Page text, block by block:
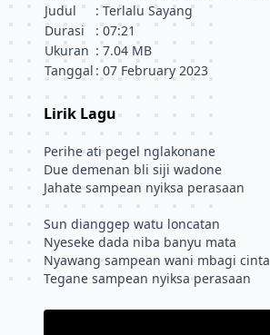
Judul
: Terlalu Sayang
Durasi
: 07:21
Ukuran : 7.04 MB
Tanggal : 07 February 2023
Lirik Lagu
Perihe ati pegel nglakonane
Due demenan bli siji wadone
Jahate sampean nyiksa perasaan
Sun dianggep watu loncatan
Nyeseke dada niba banyu mata
Nyawang sampean wani mbagi cinta